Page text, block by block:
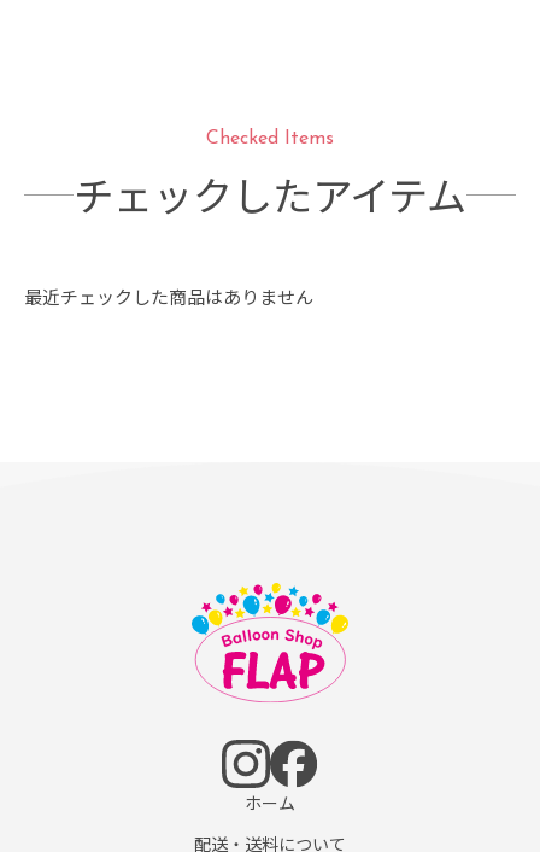
Checked Items
チェックしたアイテム
最近チェックした商品はありません
ホーム
配送・送料について